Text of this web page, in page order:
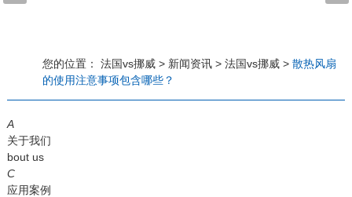
应用案例
工程案例
解决方案
新闻资讯
法国vs挪威
行业资讯
常见问题
法国vs挪威-世界杯赛事平台
您的位置： 法国vs挪威> 新闻资讯> 法国vs挪威> 散热风扇
的使用注意事项包含哪些？
A
关于我们
bout us
C
应用案例